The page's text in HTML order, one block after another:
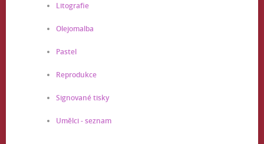
Litografie
Olejomalba
Pastel
Reprodukce
Signované tisky
Umělci - seznam